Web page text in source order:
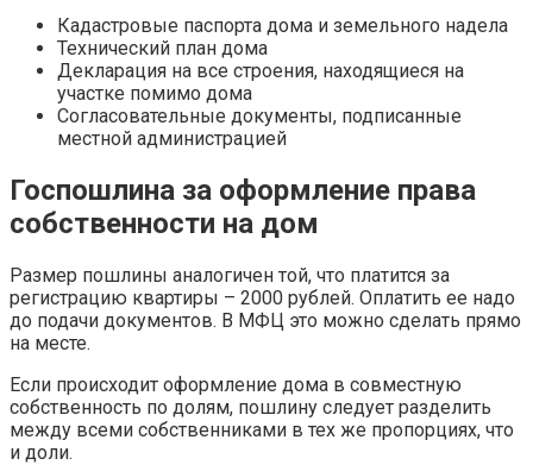
Кадастровые паспорта дома и земельного надела
Технический план дома
Декларация на все строения, находящиеся на
участке помимо дома
Согласовательные документы, подписанные
местной администрацией
Госпошлина за оформление права
собственности на дом
Размер пошлины аналогичен той, что платится за
регистрацию квартиры – 2000 рублей. Оплатить ее надо
до подачи документов. В МФЦ это можно сделать прямо
на месте.
Если происходит оформление дома в совместную
собственность по долям, пошлину следует разделить
между всеми собственниками в тех же пропорциях, что
и доли.